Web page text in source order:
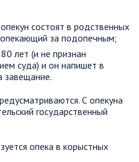
состоят в родственных
за подопечным;
лет (и не признан
суда) и он напишет в
завещание.
С опекуна
государственный
опека в корыстных